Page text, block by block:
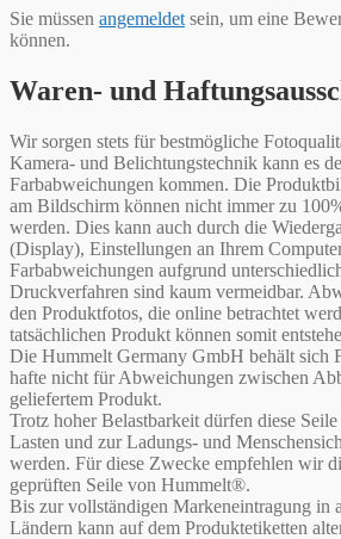
Sie müssen angemeldet sein, um eine
können.
Waren- und
Wir sorgen stets für bestmögliche
Kamera- und Belichtungstechnik kann es
Farbabweichungen kommen. Die
am Bildschirm können nicht immer zu
werden. Dies kann auch durch die
(Display), Einstellungen an Ihrem
Farbabweichungen aufgrund
Druckverfahren sind kaum vermeidbar.
den Produktfotos, die online betrachtet
tatsächlichen Produkt können somit
Die Hummelt Germany GmbH behält sich
hafte nicht für Abweichungen zwischen
geliefertem Produkt.
Trotz hoher Belastbarkeit dürfen diese
Lasten und zur Ladungs- und
werden. Für diese Zwecke empfehlen wir
geprüften Seile von Hummelt®.
Bis zur vollständigen Markeneintragung in
Ländern kann auf dem Produktetiketten